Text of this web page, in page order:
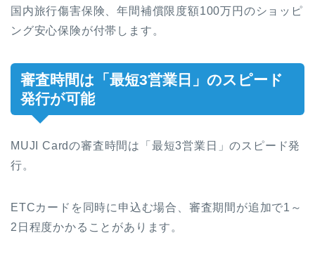
国内旅行傷害保険、年間補償限度額100万円のショッピ
ング安心保険が付帯します。
審査時間は「最短3営業日」のスピード
発行が可能
MUJI Cardの審査時間は「最短3営業日」のスピード発
行。
ETCカードを同時に申込む場合、審査期間が追加で1～
2日程度かかることがあります。